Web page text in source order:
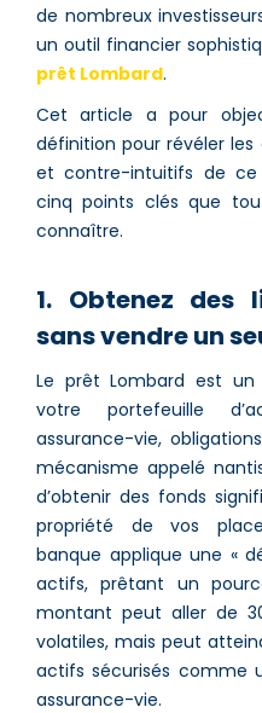
de nombreux
un outil financier
prêt Lombard.
Cet article a pour
définition pour révéler les
et contre-intuitifs de ce
cinq points clés que
connaître.
1. Obtenez des
sans vendre un
Le prêt Lombard est
votre portefeuille
assurance-vie,
mécanisme appelé
d’obtenir des fonds
propriété de vos
banque applique une «
actifs, prêtant un
montant peut aller de
volatiles, mais peut
actifs sécurisés comme
assurance-vie.